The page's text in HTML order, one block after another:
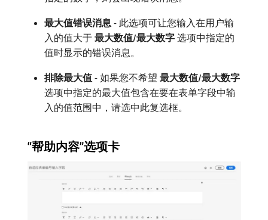
最大值错误消息 - 此选项可让您输入在用户输
入的值大于​ 最大数值/最大数字 ​选项中指定的
值时显示的错误消息。
排除最大值 - 如果您不希望​ 最大数值/最大数字
​选项中指定的最大值包含在要在表单字段中输
入的值范围中，请选中此复选框。
“帮助内容”选项卡